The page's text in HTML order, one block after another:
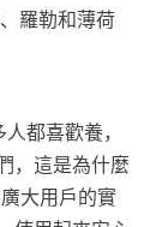
羅勒和薄荷
都喜歡養，
，這是為什麼
大用戶的實